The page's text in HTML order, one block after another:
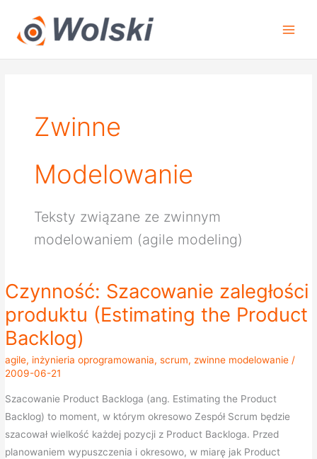
treści
Zwinne
Modelowanie
Teksty związane ze zwinnym
modelowaniem (agile modeling)
Czynność: Szacowanie zaległości
produktu (Estimating the Product
Backlog)
agile, inżynieria oprogramowania,scrum,zwinne modelowanie /
2009-06-21
Szacowanie Product Backloga (ang. Estimating the Product
Backlog) to moment, w którym okresowo Zespół Scrum będzie
szacował wielkość każdej pozycji z Product Backloga. Przed
planowaniem wypuszczenia i okresowo, w miarę jak Product
Czynność:
Szacowanie
zaległości
produktu
(Estimating
the
Product
Backlog)